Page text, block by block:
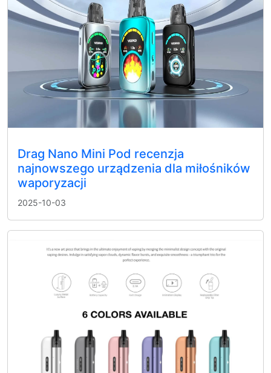
Drag Nano Mini Pod recenzja
najnowszego urządzenia dla miłośników
waporyzacji
2025-10-03